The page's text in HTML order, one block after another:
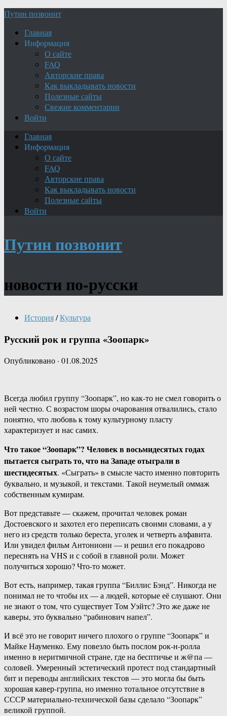
Путин позвонит
Главная
Информация
О сайте
FAQ
Авторские права
Как выкладывать новости
Полезные сайты
Свежие комментарии
Войти
Главная
Информация
О сайте
FAQ
Авторские права
Как выкладывать новости
Полезные сайты
Войти
Путин позвонит
новости по-русски
История/Культура
Русский рок и группа «Зоопарк»
Опубликовано · 01.08.2025
Всегда любил группу “Зоопарк”, но как-то не смел говорить о
ней честно. С возрастом шоры очарования отвалились, стало
понятно, что любовь к тому культурному пласту
характеризует и нас самих.
Что такое “Зоопарк”? Человек в восьмидесятых годах
пытается сыграть то, что на Западе отыграли в
шестидесятых. «Сыграть» в смысле часто именно повторить
буквально, и музыкой, и текстами. Такой неумелый оммаж
собственным кумирам.
Вот представьте — скажем, прочитал человек роман
Достоевского и захотел его переписать своими словами, а у
него из средств только береста, уголек и четверть алфавита.
Или увидел фильм Антониони — и решил его покадрово
переснять на VHS и с собой в главной роли. Может
получиться хорошо? Что-то может.
Вот есть, например, такая группа “Биллис Бэнд”. Никогда не
понимал не то чтобы их — а людей, которые её слушают. Они
не знают о том, что существует Том Уэйтс? Это же даже не
каверы, это буквально “рабинович напел”.
И всё это не говорит ничего плохого о группе “Зоопарк” и
Майке Науменко. Ему повезло быть послом рок-н-ролла
именно в неритмичной стране, где на бесптичье и ж@па —
соловей. Умеренный эстетический протест под стандартный
бит и переводы английских текстов — это могла бы быть
хорошая кавер-группа, но именно тотальное отсутствие в
СССР материально-технической базы сделало “Зоопарк”
великой группой.